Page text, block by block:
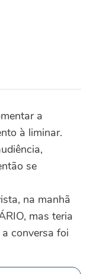
a
à liminar.
se
na manhã
mas teria
conversa foi